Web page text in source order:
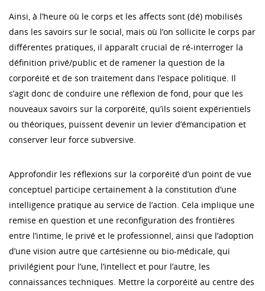
Ainsi, à l’heure où le corps et les affects sont (dé) mobilisés
dans les savoirs sur le social, mais où l’on sollicite le corps par
différentes pratiques, il apparaît crucial de ré-interroger la
définition privé/public et de ramener la question de la
corporéité et de son traitement dans l’espace politique. Il
s’agit donc de conduire une réflexion de fond, pour que les
nouveaux savoirs sur la corporéité, qu’ils soient expérientiels
ou théoriques, puissent devenir un levier d’émancipation et
conserver leur force subversive.
Approfondir les réflexions sur la corporéité d’un point de vue
conceptuel participe certainement à la constitution d’une
intelligence pratique au service de l’action. Cela implique une
remise en question et une reconfiguration des frontières
entre l’intime, le privé et le professionnel, ainsi que l’adoption
d’une vision autre que cartésienne ou bio-médicale, qui
privilégient pour l’une, l’intellect et pour l’autre, les
connaissances techniques. Mettre la corporéité au centre des